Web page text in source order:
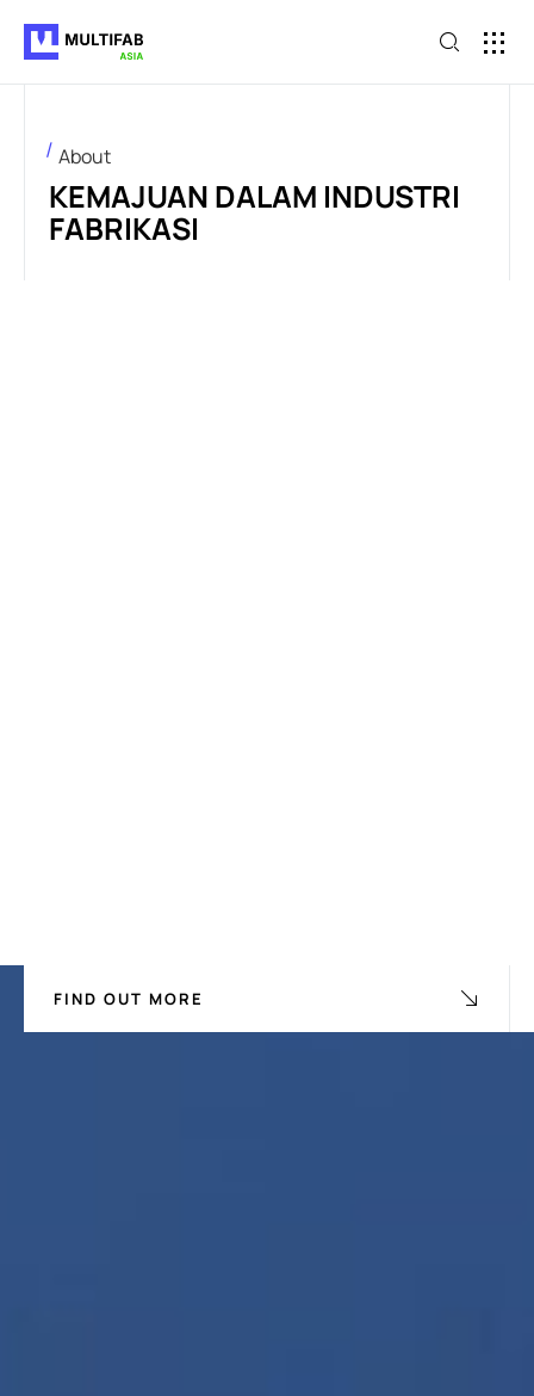
About
KEMAJUAN DALAM INDUSTRI
FABRIKASI
FIND OUT MORE